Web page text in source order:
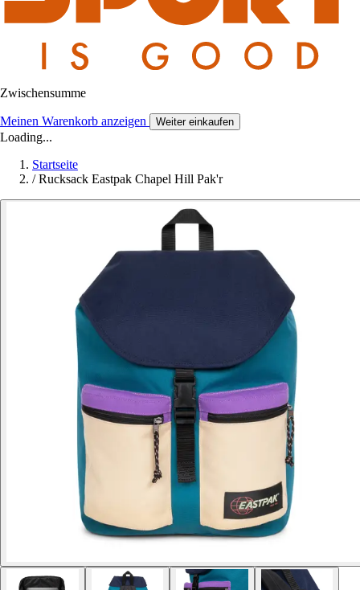
Zwischensumme
Meinen Warenkorb anzeigen Weiter einkaufen
Loading...
Startseite
/ Rucksack Eastpak Chapel Hill Pak'r